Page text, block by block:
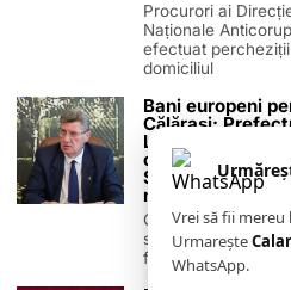
TERMENI ȘI CONDIȚII
PUBLICITATE ONLINE &
ZIARUL ANUNȚUL
Vrei să fii
Urmarește
WhatsApp.
Procurori ai
Naționale
efectuat
domiciliul
Bani europeni
Călărași:
Laurențiu State
colaborarea cu
Sud-Muntenia
noi finanțări
Călărașul se
să intre pe harta
finanțărilor